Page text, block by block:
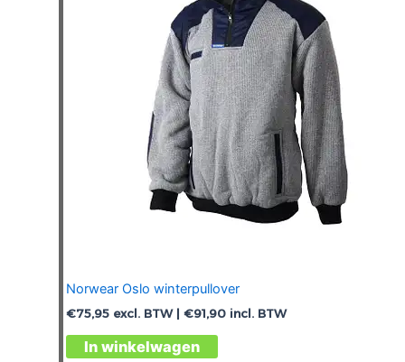
gekozen
worden
op
de
productpagina
Norwear Oslo winterpullover
€75,95 excl. BTW | €91,90 incl. BTW
In winkelwagen
Dit